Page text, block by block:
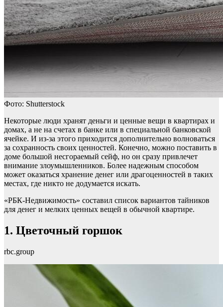
Фото: Shutterstock
Некоторые люди хранят деньги и ценные вещи в квартирах и
домах, а не на счетах в банке или в специальной банковской
ячейке. И из-за этого приходится дополнительно волноваться
за сохранность своих ценностей. Конечно, можно поставить в
доме большой несгораемый сейф, но он сразу привлечет
внимание злоумышленников. Более надежным способом
может оказаться хранение денег или драгоценностей в таких
местах, где никто не додумается искать.
«РБК-Недвижимость» составил список вариантов тайников
для денег и мелких ценных вещей в обычной квартире.
1. Цветочный горшок
rbc.group